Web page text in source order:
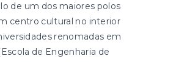
de um dos maiores polos
centro cultural no interior
renomadas em
de Engenharia de